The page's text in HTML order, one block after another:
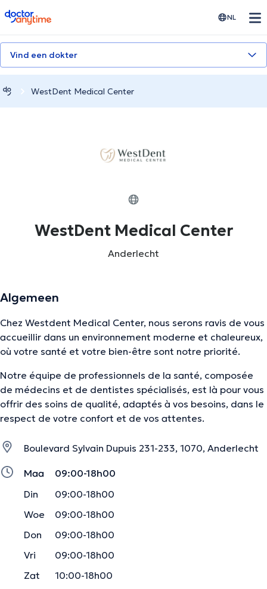
doctoranytime NL
Vind een dokter
WestDent Medical Center
WestDent Medical Center
Anderlecht
Algemeen
Chez Westdent Medical Center, nous serons ravis de vous
accueillir dans un environnement moderne et chaleureux,
où votre santé et votre bien-être sont notre priorité.
Notre équipe de professionnels de la santé, composée
de médecins et de dentistes spécialisés, est là pour vous
offrir des soins de qualité, adaptés à vos besoins, dans le
respect de votre confort et de vos attentes.
Boulevard Sylvain Dupuis 231-233, 1070, Anderlecht
Maa
09:00-18h00
Din
09:00-18h00
Woe
09:00-18h00
Don
09:00-18h00
Vri
09:00-18h00
Zat
10:00-18h00